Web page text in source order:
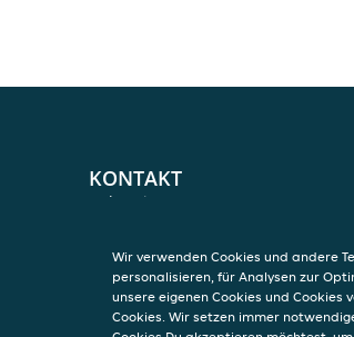
KONTAKT
Dolce Vita
42659 Solingen
Wir verwenden Cookies und andere
personalisieren, für Analysen zur
unsere eigenen Cookies und
Cookies. Wir setzen immer